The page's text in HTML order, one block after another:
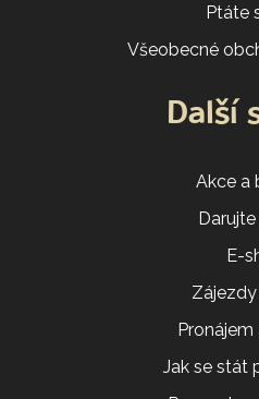
Ptáte
Všeobecné
Další
Akce a
E-
Jak se stát